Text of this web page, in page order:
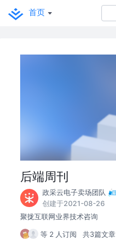
首页
后端周刊
政采云电子卖场团队
创建于2021-08-26
聚拢互联网业界技术咨询
等 2 人订阅 共3篇文章